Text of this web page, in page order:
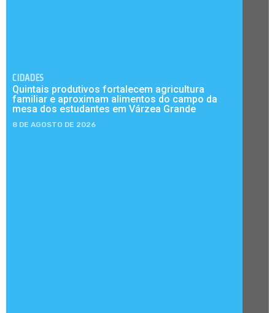
CIDADES
Quintais produtivos fortalecem agricultura
familiar e aproximam alimentos do campo da
mesa dos estudantes em Várzea Grande
8 DE AGOSTO DE 2026